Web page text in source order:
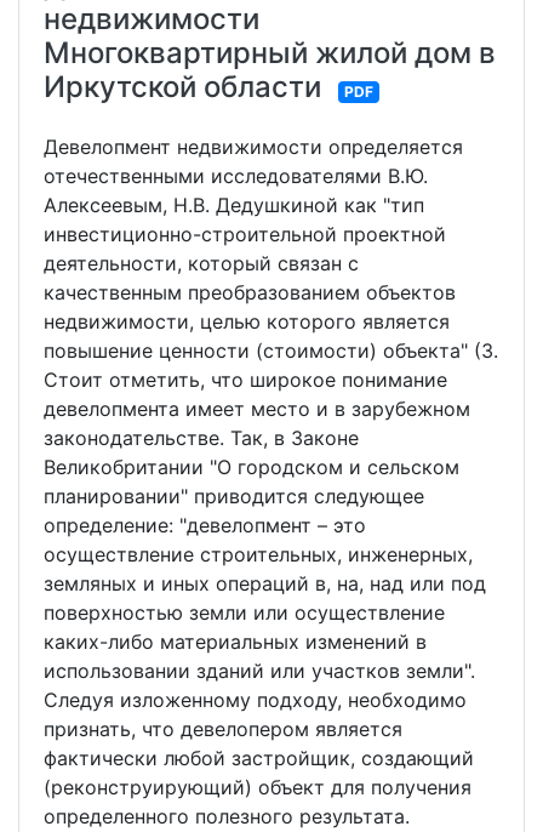
недвижимости
Многоквартирный жилой дом в
Иркутской области
PDF
Девелопмент недвижимости определяется
отечественными исследователями В.Ю.
Алексеевым, Н.В. Дедушкиной как "тип
инвестиционно-строительной проектной
деятельности, который связан с
качественным преобразованием объектов
недвижимости, целью которого является
повышение ценности (стоимости) объекта" (3.
Стоит отметить, что широкое понимание
девелопмента имеет место и в зарубежном
законодательстве. Так, в Законе
Великобритании "О городском и сельском
планировании" приводится следующее
определение: "девелопмент – это
осуществление строительных, инженерных,
земляных и иных операций в, на, над или под
поверхностью земли или осуществление
каких-либо материальных изменений в
использовании зданий или участков земли".
Следуя изложенному подходу, необходимо
признать, что девелопером является
фактически любой застройщик, создающий
(реконструирующий) объект для получения
определенного полезного результата.